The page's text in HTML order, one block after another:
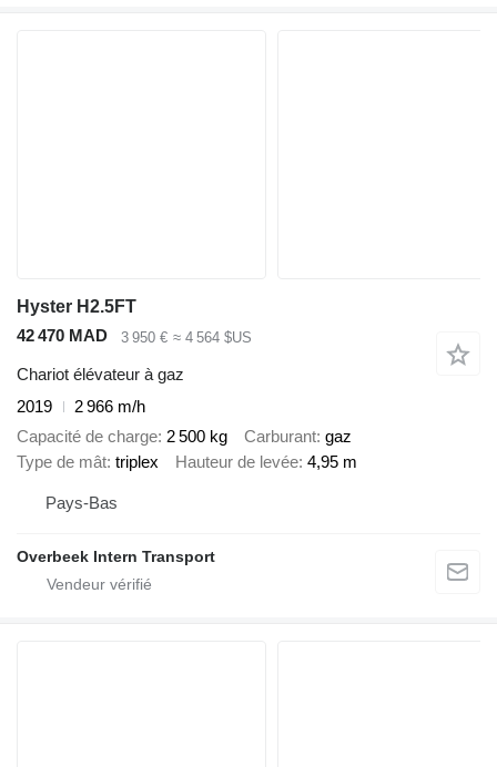
Hyster H2.5FT
42 470 MAD
3 950 € ≈ 4 564 $US
Chariot élévateur à gaz
2019
2 966 m/h
Capacité de charge 2 500 kg Carburant gaz
Type de mât triplex Hauteur de levée 4,95 m
Pays-Bas
Overbeek Intern Transport